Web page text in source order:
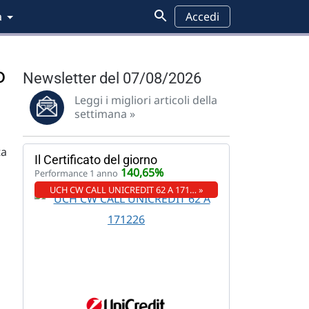
Accedi
Newsletter del 07/08/2026
Leggi i migliori articoli della
settimana »
Il Certificato del giorno
Performance 1 anno 140,65%
UCH CW CALL UNICREDIT 62 A 171… »